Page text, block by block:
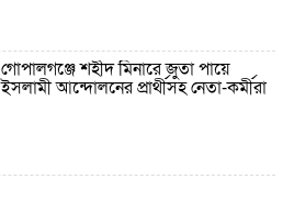
গোপালগঞ্জে শহীদ মিনারে জুতা পায়ে
ইসলামী আন্দোলনের প্রার্থীসহ নেতা-কর্মীরা